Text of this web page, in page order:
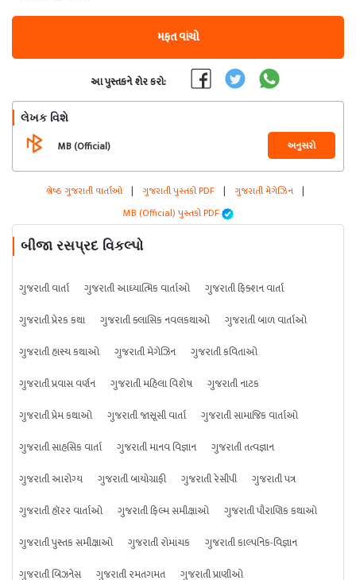
મફત વાંચો
આ પુસ્તકને શેર કરો:
લેખક વિશે
MB (Official) અનુસરો
શ્રેષ્ઠ ગુજરાતી વાર્તાઓ | ગુજરાતી પુસ્તકો PDF | ગુજરાતી મેગેઝિન |
MB (Official) પુસ્તકો PDF
બીજા રસપ્રદ વિકલ્પો
ગુજરાતી વાર્તા ગુજરાતી આધ્યાત્મિક વાર્તાઓ
ગુજરાતી ફિક્શન વાર્તા
ગુજરાતી પ્રેરક કથા
ગુજરાતી ક્લાસિક નવલકથાઓ
ગુજરાતી બાળ વાર્તાઓ
ગુજરાતી હાસ્ય કથાઓ
ગુજરાતી મેગેઝિન
ગુજરાતી કવિતાઓ
ગુજરાતી પ્રવાસ વર્ણન
ગુજરાતી મહિલા વિશેષ
ગુજરાતી નાટક
ગુજરાતી પ્રેમ કથાઓ
ગુજરાતી જાસૂસી વાર્તા
ગુજરાતી સામાજિક વાર્તાઓ
ગુજરાતી સાહસિક વાર્તા
ગુજરાતી માનવ વિજ્ઞાન
ગુજરાતી તત્વજ્ઞાન
ગુજરાતી આરોગ્ય
ગુજરાતી બાયોગ્રાફી ગુજરાતી રેસીપી
ગુજરાતી પત્ર
ગુજરાતી હૉરર વાર્તાઓ
ગુજરાતી ફિલ્મ સમીક્ષાઓ
ગુજરાતી પૌરાણિક કથાઓ
ગુજરાતી પુસ્તક સમીક્ષાઓ
ગુજરાતી રોમાંચક
ગુજરાતી કાલ્પનિક-વિજ્ઞાન
ગુજરાતી બિઝનેસ
ગુજરાતી રમતગમત ગુજરાતી પ્રાણીઓ